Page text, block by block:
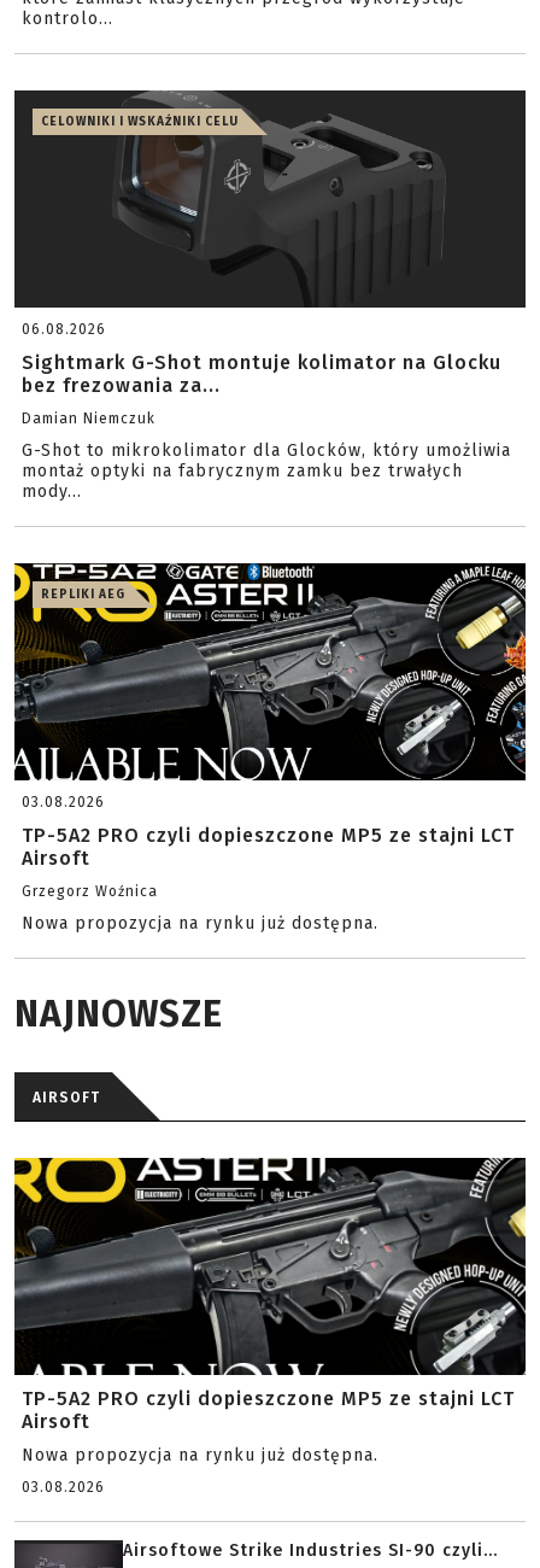
kontrolo...
CELOWNIKI I WSKAŹNIKI CELU
06.08.2026
Sightmark G-Shot montuje kolimator na Glocku
bez frezowania za...
Damian Niemczuk
G-Shot to mikrokolimator dla Glocków, który umożliwia
montaż optyki na fabrycznym zamku bez trwałych
mody...
REPLIKI AEG
03.08.2026
TP-5A2 PRO czyli dopieszczone MP5 ze stajni LCT
Airsoft
Grzegorz Woźnica
Nowa propozycja na rynku już dostępna.
NAJNOWSZE
AIRSOFT
TP-5A2 PRO czyli dopieszczone MP5 ze stajni LCT
Airsoft
Nowa propozycja na rynku już dostępna.
03.08.2026
Airsoftowe Strike Industries SI-90 czyli...